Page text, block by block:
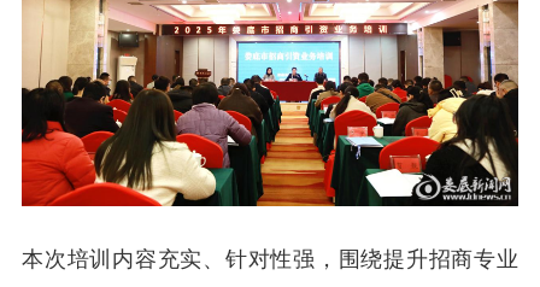
本次培训内容充实、针对性强，围绕提升招商专业